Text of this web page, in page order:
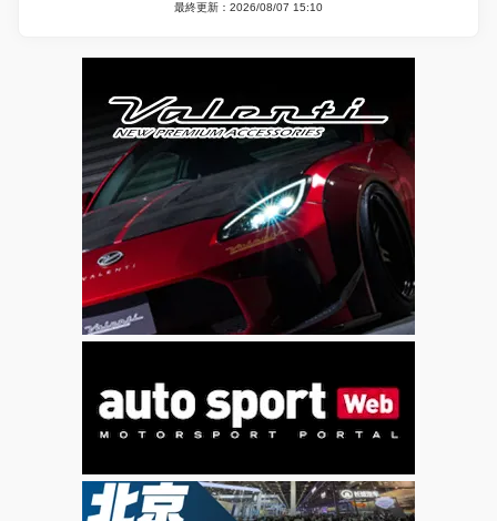
最終更新：2026/08/07 15:10